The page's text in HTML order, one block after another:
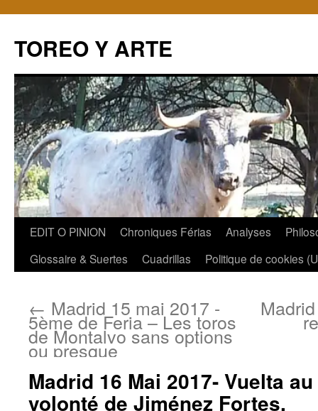
TOREO Y ARTE
Aller
EDIT O PINION Chroniques Férias Analyses
Glossaire & Suertes
Cuadrillas Politique de cookies
← Madrid 15 mai 2017 -
5ème de Feria – Les toros
de Montalvo sans options
ou presque
Madrid 16 Mai 2017- Vuelta
volonté de Jiménez Fortes.